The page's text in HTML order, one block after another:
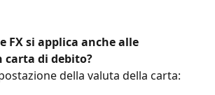
FX si applica anche alle
carta di debito?
della valuta della carta: